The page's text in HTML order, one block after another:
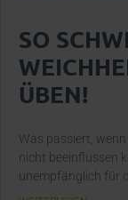
SO
ÜBEN!
Was passiert,
nicht beeinflussen
unempfänglich für